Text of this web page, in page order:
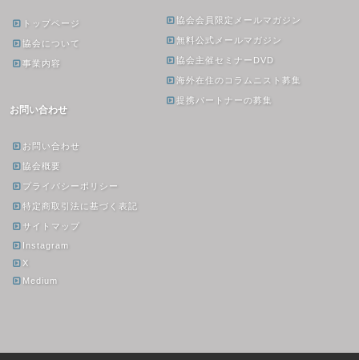
トップページ
協会について
事業内容
協会会員限定メールマガジン
無料公式メールマガジン
協会主催セミナーDVD
海外在住のコラムニスト募集
提携パートナーの募集
お問い合わせ
お問い合わせ
協会概要
プライバシーポリシー
特定商取引法に基づく表記
サイトマップ
Instagram
X
Medium